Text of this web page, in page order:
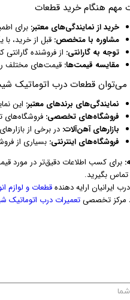
مهم هنگام خرید قطعات
خرید از نمایندگی‌های معتبر: برای
مشاوره با متخصص: قبل از خرید،
توجه به گارانتی: از فروشنده
مقایسه قیمت‌ها: قیمت‌های مختلف را
می‌توان قطعات درب اتوماتیک
نمایندگی‌های برندهای معتبر: این
فروشگاه‌های تخصصی: فروشگاه‌های
بازارهای آهن‌آلات: در برخی از
فروشگاه‌های اینترنتی: بسیاری از
برای کسب اطلاعات دقیق‌تر در مورد
بگیرید.
ایرانیان ارایه دهندهقطعات و لوازم
مرکز تخصصیتعمیرات درب اتوماتیک